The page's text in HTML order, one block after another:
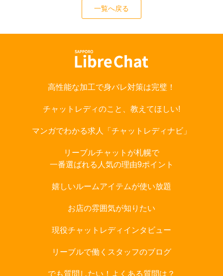
一覧へ戻る
高性能な加工で身バレ対策は完璧！
チャットレディのこと、教えてほしい!
マンガでわかる求人「チャットレディナビ」
リーブルチャットが札幌で
一番選ばれる人気の理由9ポイント
嬉しいルームアイテムが使い放題
お店の雰囲気が知りたい
現役チャットレディインタビュー
リーブルで働くスタッフのブログ
でも質問したい！よくある質問は？